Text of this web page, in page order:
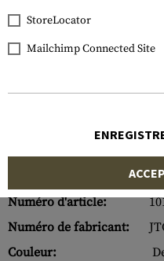
Numéro d'article:
Numéro de fabricant:
Couleur:
StoreLocator
Mailchimp Connected Site